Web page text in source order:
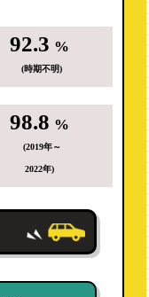
92.3 %
(時期不明)
98.8 %
(2019年～
2022年)